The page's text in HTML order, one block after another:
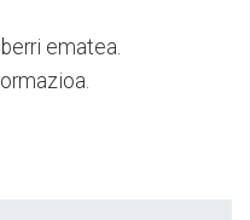
ematea.